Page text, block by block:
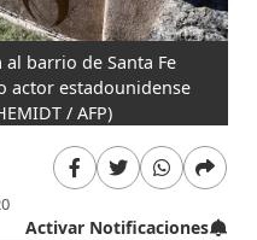
barrio de Santa Fe
actor estadounidense
/ AFP)
Activar Notificaciones